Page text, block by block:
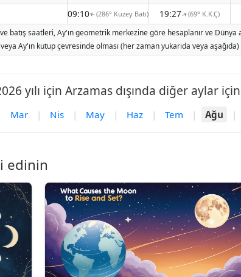
09:10↑(286° Kuzey Batı) 19:27↑(69° K.K.Ç)
batış saatleri, Ay'ın geometrik merkezine göre hesaplanır ve
Ay'ın kutup çevresinde olması (her zaman yukarıda veya
yılı için Arzamas dışında diğer aylar
Mar | Nis | May | Haz | Tem | Ağu |
edinin